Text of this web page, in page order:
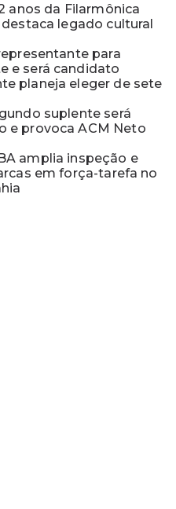
anos da Filarmônica
legado cultural
para
e será candidato
planeja eleger de sete
suplente será
e provoca ACM Neto
amplia inspeção e
em força-tarefa no